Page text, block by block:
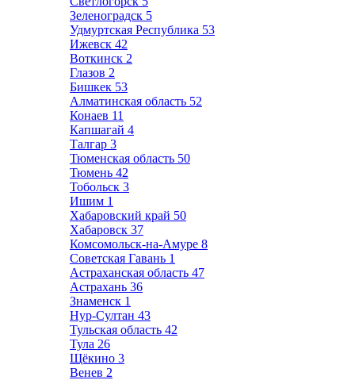
Зеленоградск 5
Удмуртская Республика 53
Ижевск 42
Воткинск 2
Глазов 2
Бишкек 53
Алматинская область 52
Конаев 11
Капшагай 4
Талгар 3
Тюменская область 50
Тюмень 42
Тобольск 3
Ишим 1
Хабаровский край 50
Хабаровск 37
Комсомольск-на-Амуре 8
Советская Гавань 1
Астраханская область 47
Астрахань 36
Знаменск 1
Нур-Султан 43
Тульская область 42
Тула 26
Щёкино 3
Венев 2